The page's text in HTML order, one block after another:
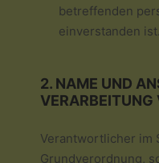
betreffenden
einverstanden ist.
2. NAME UND
Verantwortlicher im
Grundverordnung,